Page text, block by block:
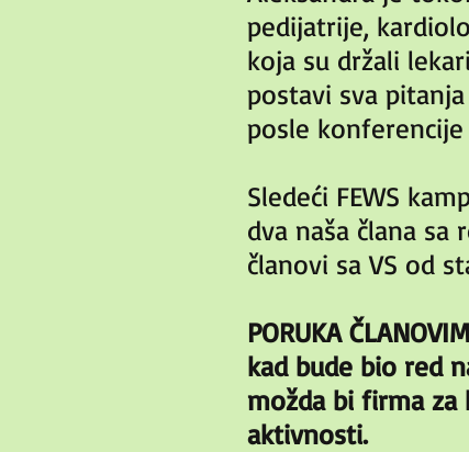
pedijatrije,
koja su držali
postavi sva
posle
Sledeći FEWS
dva naša člana
članovi sa VS od
PORUKA
kad bude bio red
možda bi firma za
aktivnosti.